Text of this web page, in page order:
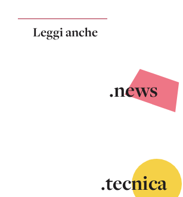
Leggi anche
.news
.tecnica